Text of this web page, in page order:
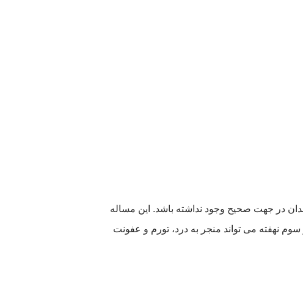
در جهت صحیح وجود نداشته باشد. این مساله
نهفته می تواند منجر به درد، تورم و عفونت